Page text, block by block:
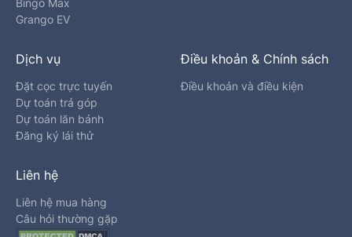
Bingo Max
Grango EV
Dịch vụ
Đặt cọc trực tuyến
Dự toán trả góp
Dự toán lăn bánh
Đăng ký lái thử
Điều khoản & Chính sách
Điều khoản và điều kiện
Liên hệ
Liên hệ mua hàng
Câu hỏi thường gặp